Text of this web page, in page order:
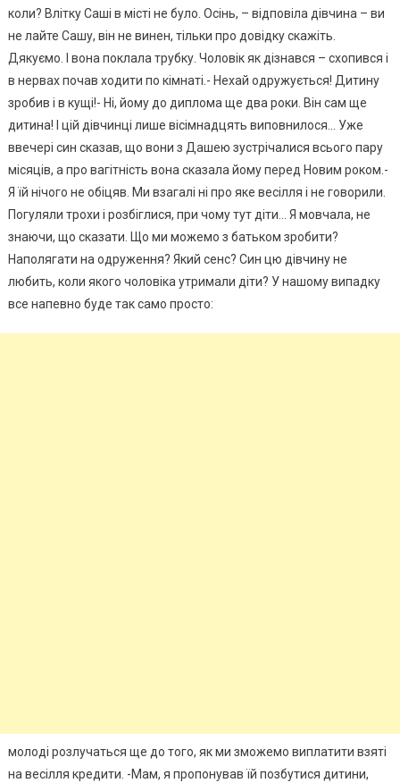
коли? Влітку Саші в місті не було. Осінь, – відповіла дівчина – ви
не лайте Сашу, він не винен, тільки про довідку скажіть.
Дякуємо. І вона поклала трубку. Чоловік як дізнався – схопився і
в нервах почав ходити по кімнаті.- Нехай одружується! Дитину
зробив і в кущі!- Ні, йому до диплома ще два роки. Він сам ще
дитина! І цій дівчинці лише вісімнадцять виповнилося… Уже
ввечері син сказав, що вони з Дашею зустрічалися всього пару
місяців, а про вагітність вона сказала йому перед Новим роком.-
Я їй нічого не обіцяв. Ми взагалі ні про яке весілля і не говорили.
Погуляли трохи і розбіглися, при чому тут діти… Я мовчала, не
знаючи, що сказати. Що ми можемо з батьком зробити?
Наполягати на одруження? Який сенс? Син цю дівчину не
любить, коли якого чоловіка утримали діти? У нашому випадку
все напевно буде так само просто:
молоді розлучаться ще до того, як ми зможемо виплатити взяті
на весілля кредити. -Мам, я пропонував їй позбутися дитини,